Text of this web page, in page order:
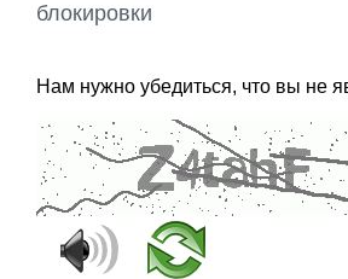
блокировки
Нам нужно убедиться, что вы не